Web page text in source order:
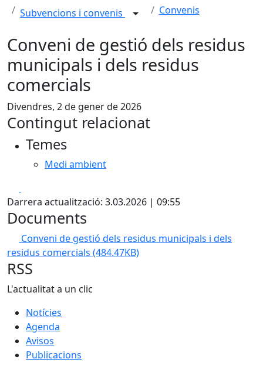
Subvencions i convenis
Convenis
Conveni de gestió dels residus
municipals i dels residus
comercials
Divendres, 2 de gener de 2026
Contingut relacionat
Temes
Medi ambient
Darrera actualització: 3.03.2026 | 09:55
Documents
Conveni de gestió dels residus municipals i dels
residus comercials (484.47KB)
RSS
L'actualitat a un clic
Notícies
Agenda
Avisos
Publicacions